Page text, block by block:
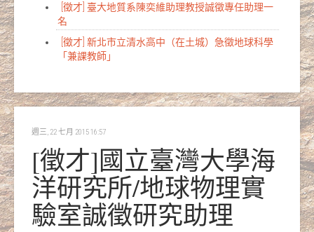
[徵才] 臺大地質系陳奕維助理教授誠徵專任助理一
名
[徵才] 新北市立清水高中（在土城）急徵地球科學
「兼課教師」
週三, 22 七月 2015 16:57
[徵才]國立臺灣大學海
洋研究所/地球物理實
驗室誠徵研究助理